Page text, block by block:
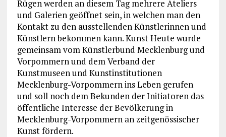
Rügen werden an diesem Tag mehrere Ateliers
und Galerien geöffnet sein, in welchen man den
Kontakt zu den ausstellenden Künstlerinnen und
Künstlern bekommen kann. Kunst Heute wurde
gemeinsam vom Künstlerbund Mecklenburg und
Vorpommern und dem Verband der
Kunstmuseen und Kunstinstitutionen
Mecklenburg-Vorpommern ins Leben gerufen
und soll noch dem Bekunden der Initiatoren das
öffentliche Interesse der Bevölkerung in
Mecklenburg-Vorpommern an zeitgenössischer
Kunst fördern.